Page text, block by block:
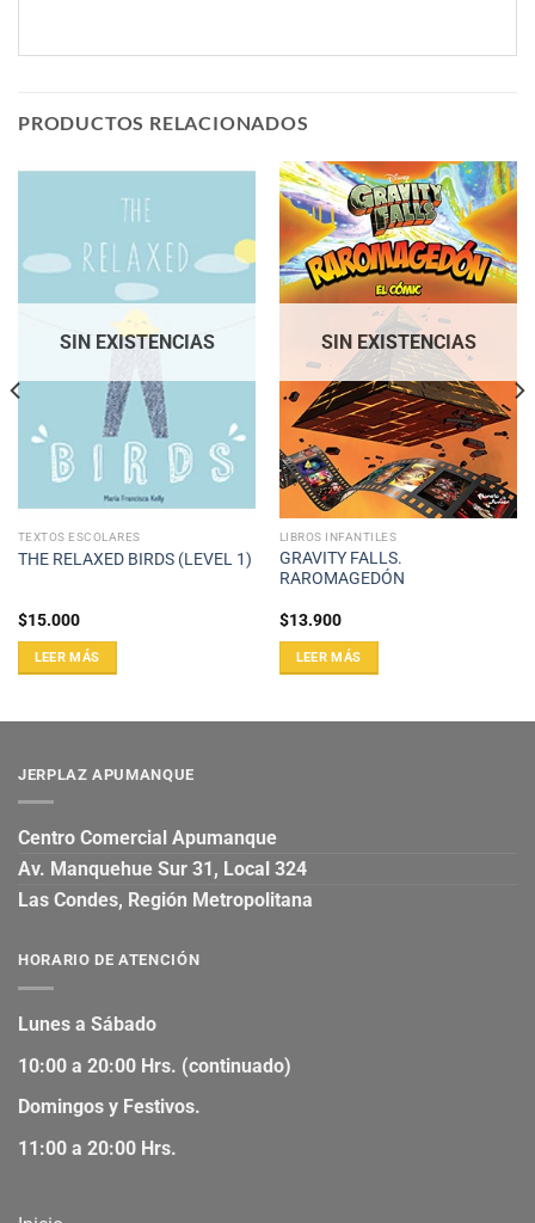
PRODUCTOS RELACIONADOS
SIN EXISTENCIAS
TEXTOS ESCOLARES
THE RELAXED BIRDS (LEVEL 1)
$15.000
LEER MÁS
SIN EXISTENCIAS
LIBROS INFANTILES
GRAVITY FALLS.
RAROMAGEDÓN
$13.900
LEER MÁS
JERPLAZ APUMANQUE
Centro Comercial Apumanque
Av. Manquehue Sur 31, Local 324
Las Condes, Región Metropolitana
HORARIO DE ATENCIÓN
Lunes a Sábado
10:00 a 20:00 Hrs. (continuado)
Domingos y Festivos.
11:00 a 20:00 Hrs.